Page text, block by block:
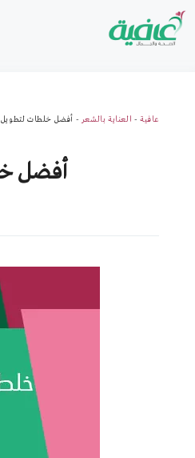
عافية - العناية بالشعر - أفضل خلطات لتطويل الشعر في 3 أيام
أفضل خلطات